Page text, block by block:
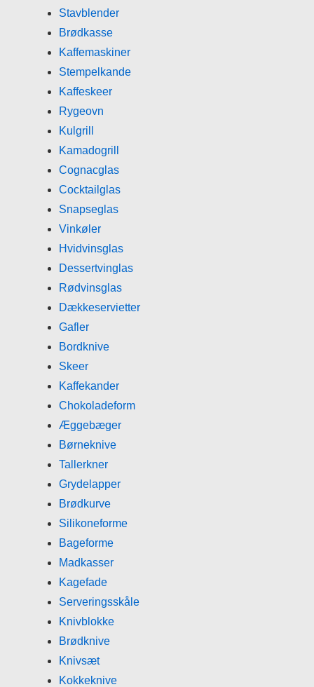
Stavblender
Brødkasse
Kaffemaskiner
Stempelkande
Kaffeskeer
Rygeovn
Kulgrill
Kamadogrill
Cognacglas
Cocktailglas
Snapseglas
Vinkøler
Hvidvinsglas
Dessertvinglas
Rødvinsglas
Dækkeservietter
Gafler
Bordknive
Skeer
Kaffekander
Chokoladeform
Æggebæger
Børneknive
Tallerkner
Grydelapper
Brødkurve
Silikoneforme
Bageforme
Madkasser
Kagefade
Serveringsskåle
Knivblokke
Brødknive
Knivsæt
Kokkeknive